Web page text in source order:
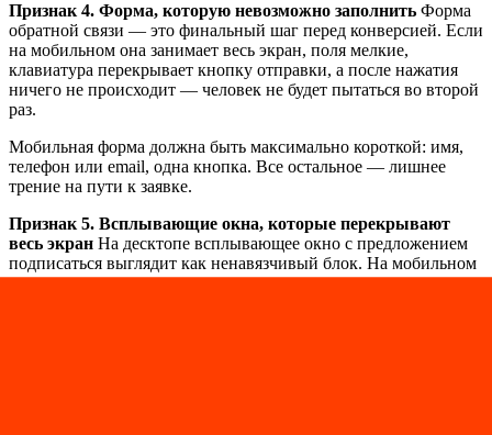
Признак 4. Форма, которую невозможно заполнить Форма
обратной связи — это финальный шаг перед конверсией. Если
на мобильном она занимает весь экран, поля мелкие,
клавиатура перекрывает кнопку отправки, а после нажатия
ничего не происходит — человек не будет пытаться во второй
раз.
Мобильная форма должна быть максимально короткой: имя,
телефон или email, одна кнопка. Все остальное — лишнее
трение на пути к заявке.
Признак 5. Всплывающие окна, которые перекрывают
весь экран На десктопе всплывающее окно с предложением
подписаться выглядит как ненавязчивый блок. На мобильном
оно перекрывает весь экран, а кнопка закрытия — размером с